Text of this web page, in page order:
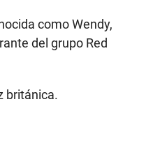
como Wendy,
del grupo Red
británica.